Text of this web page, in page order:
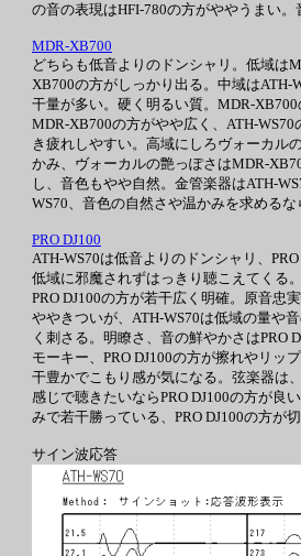
の音の表現はHFI-780の方がややうまい
MDR-XB700
どちらも低音よりのドンシャリ。低域は
XB700の方がしっかり出る。中域はATH-
干量が多い。硬く明るい質。MDR-
MDR-XB700の方がやや広く、ATH-
き疲れしやすい。高域にしろヴォーカル
かみ、ヴォーカルの艶っぽさはMDR-
し、音色もやや自然。金管楽器はATH-
WS70、音色の自然さや温かみを求める
PRO DJ100
ATH-WS70は低音よりのドンシャリ、
低域に邪魔されずはっきり聴こえてくる
PRO DJ100の方が若干広く明確。原音忠
ややきついが、ATH-WS70は低域の量や
く刺さる。明瞭さ、音の鮮やかさはPRO
モーキー、PRO DJ100の方が擦れやリッ
干豊かでこもり感が気になる。弦楽器は
感じで聴きたいならPRO DJ100の方が良
みで若干勝っている、PRO DJ100の方が
サイン波応答